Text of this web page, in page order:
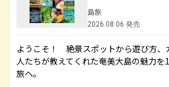
島旅
2026.08.06 発売
ようこそ！ 絶景スポットから遊び方、
人たちが教えてくれた奄美大島の魅力を
旅へ。